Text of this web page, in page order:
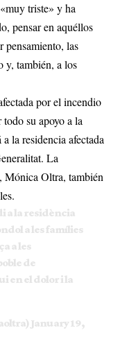
triste» y ha
pensar en aquéllos
pensamiento, las
y, también, a los
por el incendio
su apoyo a la
la residencia afectada
La
Mónica Oltra, también
a la residència
a les famílies
a les
de
en el dolor i la
January 19,